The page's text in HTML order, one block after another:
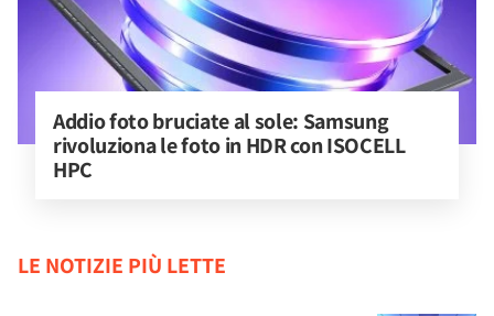
Addio foto bruciate al sole: Samsung
rivoluziona le foto in HDR con ISOCELL
HPC
LE NOTIZIE PIÙ LETTE